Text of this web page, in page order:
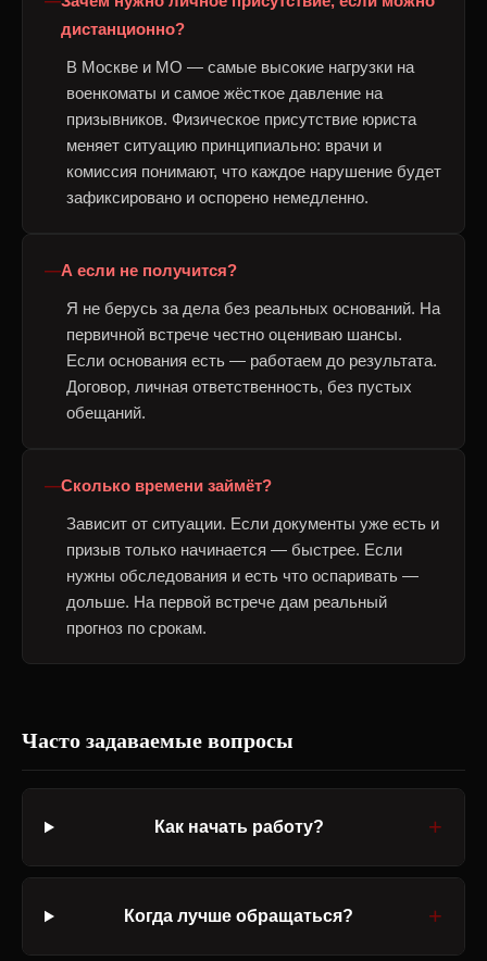
дистанционно?
В Москве и МО — самые высокие нагрузки на
военкоматы и самое жёсткое давление на
призывников. Физическое присутствие юриста
меняет ситуацию принципиально: врачи и
комиссия понимают, что каждое нарушение будет
зафиксировано и оспорено немедленно.
А если не получится?
Я не берусь за дела без реальных оснований. На
первичной встрече честно оцениваю шансы.
Если основания есть — работаем до результата.
Договор, личная ответственность, без пустых
обещаний.
Сколько времени займёт?
Зависит от ситуации. Если документы уже есть и
призыв только начинается — быстрее. Если
нужны обследования и есть что оспаривать —
дольше. На первой встрече дам реальный
прогноз по срокам.
Часто задаваемые вопросы
Как начать работу?
Когда лучше обращаться?